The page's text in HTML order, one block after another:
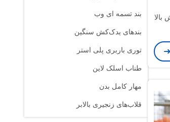
بند تسمه ای وب
بندهای یدک‌کش سنگین
توری باربری پلی استر
طناب اسلک لاین
مهار کامل بدن
قلاب‌های زنجیری بالابر
بالا